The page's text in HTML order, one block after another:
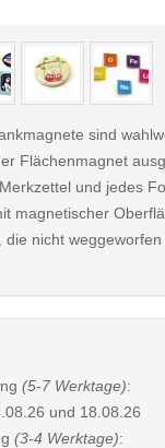
sind
Flächenmagnet
und jedes
magnetischer
die nicht weggeworfen
(5-7 Werktage):
und 18.08.26
(3-4 Werktage):